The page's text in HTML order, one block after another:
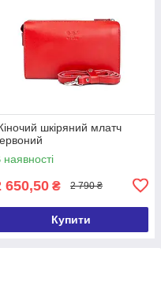
шкіряний млатч
наявності
650,50 ₴ 2 790 ₴
Купити